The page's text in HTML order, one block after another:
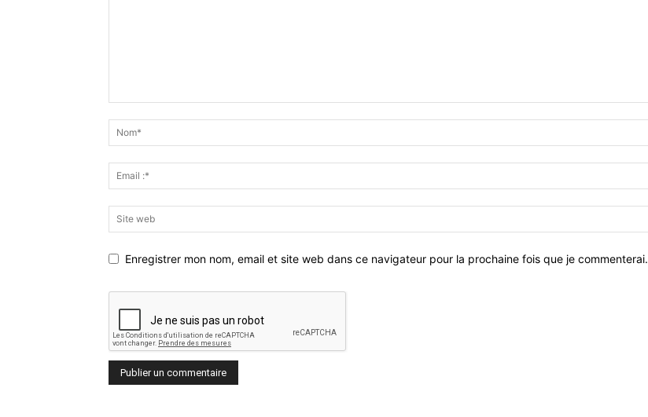
Enregistrer mon nom, email et site web dans ce navigateur pour la prochaine fois que je commenterai.